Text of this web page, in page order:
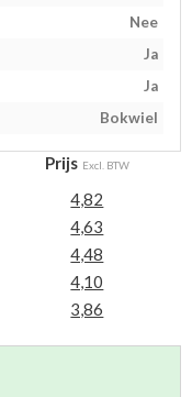
Nee
Ja
Ja
Bokwiel
Prijs Excl. BTW
4,82
4,63
4,48
4,10
3,86